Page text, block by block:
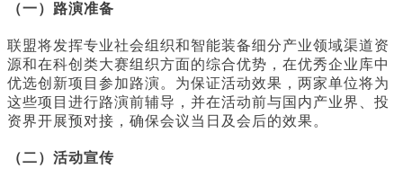
（一）路演准备
联盟将发挥专业社会组织和智能装备细分产业领域渠道资
源和在科创类大赛组织方面的综合优势，在优秀企业库中
优选创新项目参加路演。为保证活动效果，两家单位将为
这些项目进行路演前辅导，并在活动前与国内产业界、投
资界开展预对接，确保会议当日及会后的效果。
（二）活动宣传